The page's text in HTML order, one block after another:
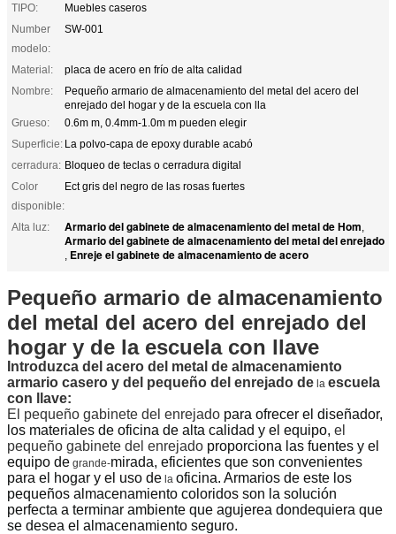
TIPO:
Muebles caseros
Number
modelo:
SW-001
Material:
placa de acero en frío de alta calidad
Nombre:
Pequeño armario de almacenamiento del metal del acero del
enrejado del hogar y de la escuela con lla
Grueso:
0.6m m, 0.4mm-1.0m m pueden elegir
Superficie: La polvo-capa de epoxy durable acabó
cerradura: Bloqueo de teclas o cerradura digital
Color
disponible:
Ect gris del negro de las rosas fuertes
Alta luz: Armario del gabinete de almacenamiento del metal de Hom,
Armario del gabinete de almacenamiento del metal del enrejado
, Enreje el gabinete de almacenamiento de acero
Pequeño armario de almacenamiento
del metal del acero del enrejado del
hogar y de la escuela con llave
Introduzca del acero del metal de almacenamiento
armario casero y del pequeño del enrejado de la escuela
con llave:
El pequeño gabinete del enrejado para ofrecer el diseñador,
los materiales de oficina de alta calidad y el equipo, el
pequeño gabinete del enrejado proporciona las fuentes y el
equipo de grande-mirada, eficientes que son convenientes
para el hogar y el uso de la oficina. Armarios de este los
pequeños almacenamiento coloridos son la solución
perfecta a terminar ambiente que agujerea dondequiera que
se desea el almacenamiento seguro.